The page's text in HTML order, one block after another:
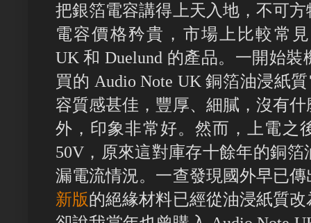
把銀箔電容講得上天入地，不可
電容價格矜貴，市場上比較常
UK 和 Duelund 的產品。一開始
買的 Audio Note UK 銅箔油浸紙
容質感甚佳，豐厚、細膩，沒有
外，印象非常好。然而，上電之
50V，原來這對庫存十餘年的銅
漏電流情況。一查發現國外早已
新版的絕緣材料已經從油浸紙質